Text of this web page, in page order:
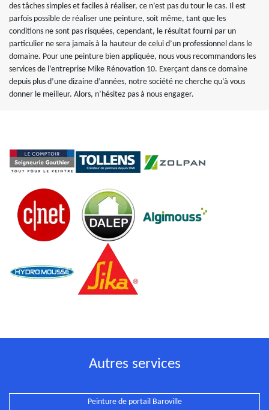
des tâches simples et faciles à réaliser, ce n’est pas du tour le cas. Il est
parfois possible de réaliser une peinture, soit même, tant que les
conditions ne sont pas risquées, cependant, le résultat fourni par un
particulier ne sera jamais à la hauteur de celui d’un professionnel dans le
domaine. Pour une peinture bien appliquée, nous vous recommandons les
services de l’entreprise Mike Rénovation 10. Exerçant dans ce domaine
depuis plus d’une dizaine d’années, notre société ne cherche qu’à vous
donner le meilleur. Alors, n’hésitez pas à nous engager.
Autres services
Peinture de portail Baroville